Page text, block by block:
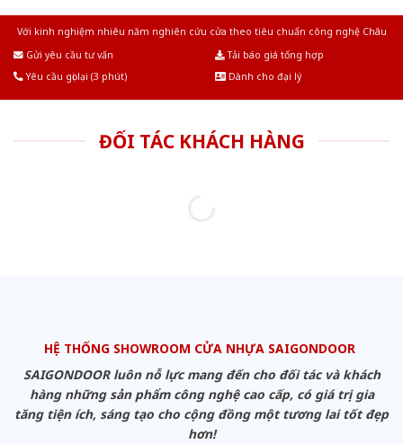
Với kinh nghiệm nhiêu năm nghiên cứu cửa theo tiêu chuẩn công nghệ Châu
Gửi yêu cầu tư vấn
Tải báo giá tổng hợp
Yêu cầu gọi lại (3 phút)
Dành cho đại lý
ĐỐI TÁC KHÁCH HÀNG
HỆ THỐNG SHOWROOM CỬA NHỰA SAIGONDOOR
SAIGONDOOR luôn nỗ lực mang đến cho đối tác và khách
hàng những sản phẩm công nghệ cao cấp, có giá trị gia
tăng tiện ích, sáng tạo cho cộng đồng một tương lai tốt đẹp
hơn!